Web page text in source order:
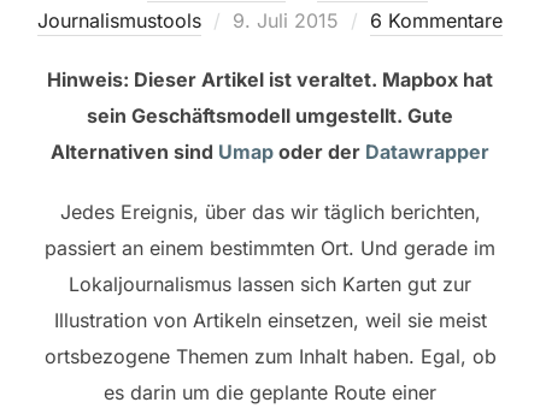
Journalismustools
Veröffentlicht
9. Juli 2015 6 Kommentare
Hinweis: Dieser Artikel ist veraltet. Mapbox hat
sein Geschäftsmodell umgestellt. Gute
Alternativen sind Umap oder der Datawrapper
Jedes Ereignis, über das wir täglich berichten,
passiert an einem bestimmten Ort. Und gerade im
Lokaljournalismus lassen sich Karten gut zur
Illustration von Artikeln einsetzen, weil sie meist
ortsbezogene Themen zum Inhalt haben. Egal, ob
es darin um die geplante Route einer